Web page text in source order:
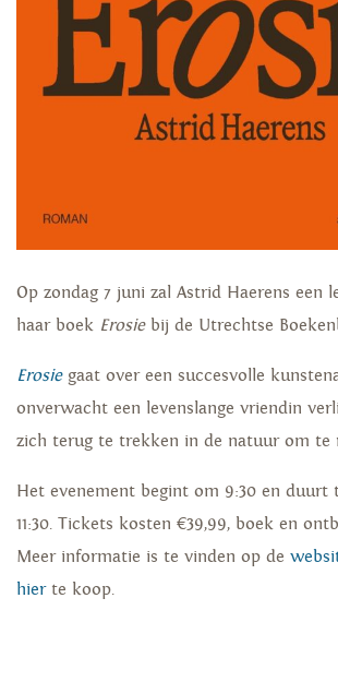
Op zondag 7 juni zal Astrid Haerens een
haar boek Erosie bij de Utrechtse
Erosiegaat over een succesvolle
onverwacht een levenslange vriendin
zich terug te trekken in de natuur om te
Het evenement begint om 9:30 en duurt
11:30. Tickets kosten €39,99, boek en
Meer informatie is te vinden op de
hierte koop.